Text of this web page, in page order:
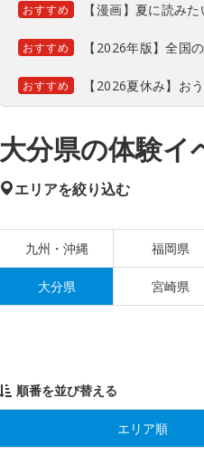
おすすめ 【漫画】夏に読み
おすすめ 【2026年版】全国
おすすめ 【2026夏休み】お
大分県の体験
エリアを絞り込む
九州・沖縄 福岡県
大分県 宮崎県
順番を並び替える
エリア順